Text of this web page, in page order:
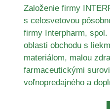
Založenie firmy
s celosvetovou
firmy Interpharm,
oblasti obchodu s
materiálom, malou
farmaceutickými
voľnopredajného a